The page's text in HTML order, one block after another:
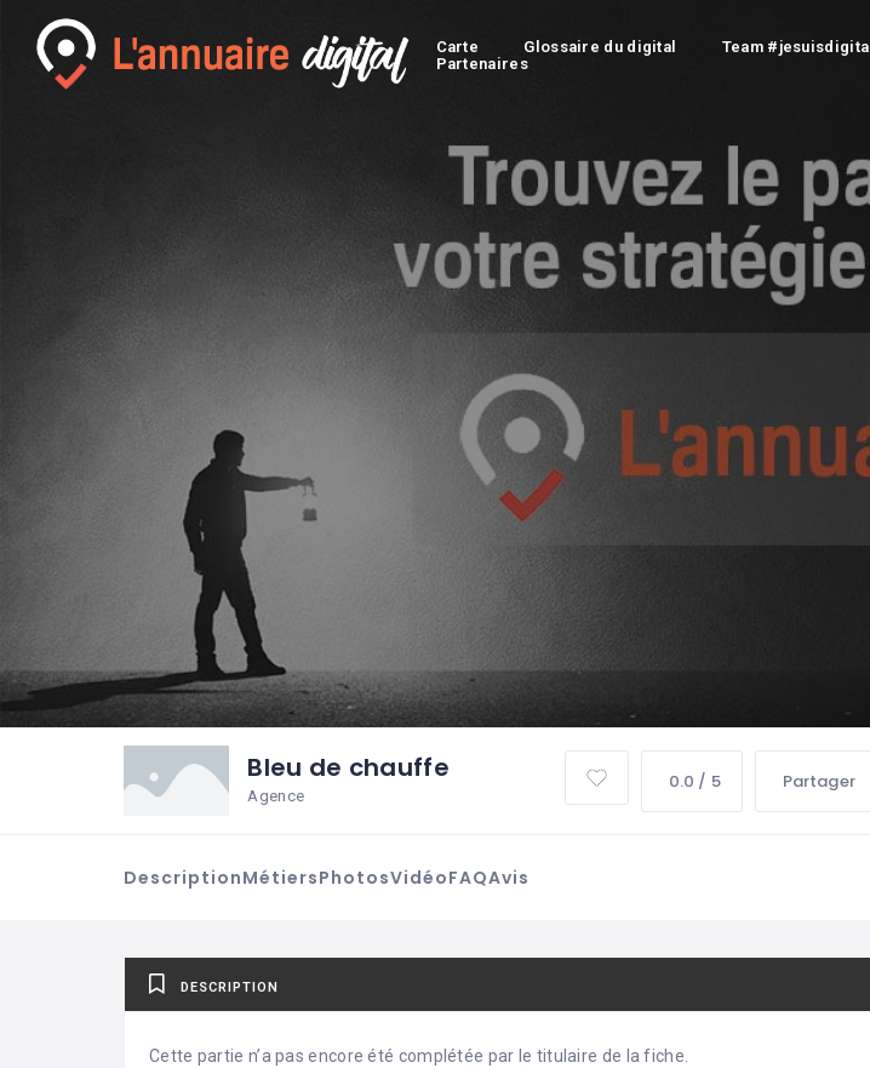
Carte Glossaire du digital Team #jesuisdigital
Partenaires
Bleu de chauffe
Agence
0.0 / 5 Partager
DescriptionMétiersPhotosVidéoFAQAvis
DESCRIPTION
Cette partie n’a pas encore été complétée par le titulaire de la fiche.